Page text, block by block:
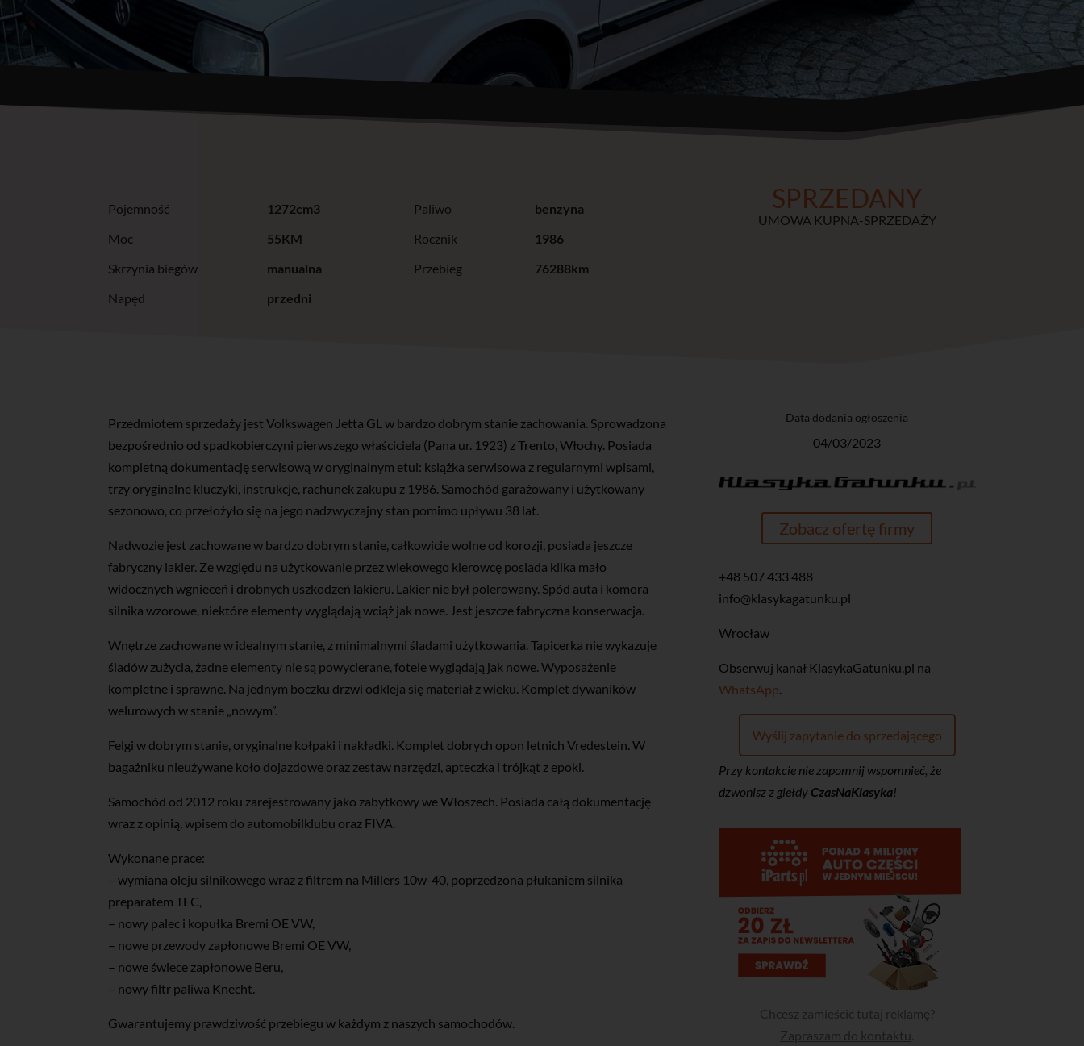
Pojemność
1272cm3
Moc
55KM
Skrzynia biegów
manualna
Napęd
przedni
Paliwo
benzyna
Rocznik
1986
Przebieg
76288km
SPRZEDANY
UMOWA KUPNA-SPRZEDAŻY
Przedmiotem sprzedaży jest Volkswagen Jetta GL w bardzo dobrym stanie zachowania. Sprowadzona
bezpośrednio od spadkobierczyni pierwszego właściciela (Pana ur. 1923) z Trento, Włochy. Posiada
kompletną dokumentację serwisową w oryginalnym etui: książka serwisowa z regularnymi wpisami,
trzy oryginalne kluczyki, instrukcje, rachunek zakupu z 1986. Samochód garażowany i użytkowany
sezonowo, co przełożyło się na jego nadzwyczajny stan pomimo upływu 38 lat.
Nadwozie jest zachowane w bardzo dobrym stanie, całkowicie wolne od korozji, posiada jeszcze
fabryczny lakier. Ze względu na użytkowanie przez wiekowego kierowcę posiada kilka mało
widocznych wgnieceń i drobnych uszkodzeń lakieru. Lakier nie był polerowany. Spód auta i komora
silnika wzorowe, niektóre elementy wyglądają wciąż jak nowe. Jest jeszcze fabryczna konserwacja.
Wnętrze zachowane w idealnym stanie, z minimalnymi śladami użytkowania. Tapicerka nie wykazuje
śladów zużycia, żadne elementy nie są powycierane, fotele wyglądają jak nowe. Wyposażenie
kompletne i sprawne. Na jednym boczku drzwi odkleja się materiał z wieku. Komplet dywaników
welurowych w stanie „nowym”.
Felgi w dobrym stanie, oryginalne kołpaki i nakładki. Komplet dobrych opon letnich Vredestein. W
bagażniku nieużywane koło dojazdowe oraz zestaw narzędzi, apteczka i trójkąt z epoki.
Samochód od 2012 roku zarejestrowany jako zabytkowy we Włoszech. Posiada całą dokumentację
wraz z opinią, wpisem do automobilklubu oraz FIVA.
Wykonane prace:
– wymiana oleju silnikowego wraz z filtrem na Millers 10w-40, poprzedzona płukaniem silnika
preparatem TEC,
– nowy palec i kopułka Bremi OE VW,
– nowe przewody zapłonowe Bremi OE VW,
– nowe świece zapłonowe Beru,
– nowy filtr paliwa Knecht.
Gwarantujemy prawdziwość przebiegu w każdym z naszych samochodów.
Data dodania ogłoszenia
04/03/2023
Zobacz ofertę firmy
+48 507 433 488
info@klasykagatunku.pl
Wrocław
‎Obserwuj kanał KlasykaGatunku.pl na
WhatsApp.
Wyślij zapytanie do sprzedającego
Przy kontakcie nie zapomnij wspomnieć, że
dzwonisz z giełdy CzasNaKlasyka!
Chcesz zamieścić tutaj reklamę?
Zapraszam do kontaktu